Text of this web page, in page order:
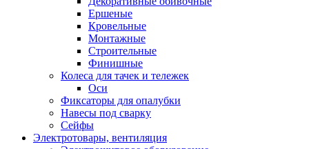
Ершеные
Кровельные
Монтажные
Строительные
Финишные
Колеса для тачек и тележек
Оси
Фиксаторы для опалубки
Навесы под сварку
Сейфы
Электротовары, вентиляция